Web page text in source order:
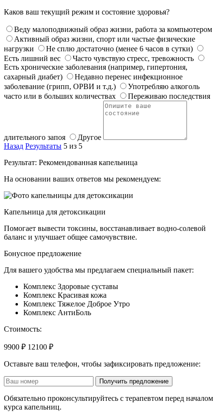
Каков ваш текущий режим и состояние здоровья?
Веду малоподвижный образ жизни, работа за компьютером
Активный образ жизни, спорт или частые физические
нагрузки
Не сплю достаточно (менее 6 часов в сутки)
Есть лишний вес
Часто чувствую стресс, тревожность
Есть хронические заболевания (например, гипертония,
сахарный диабет)
Недавно перенес инфекционное
заболевание (грипп, ОРВИ и т.д.)
Употребляю алкоголь
часто или в больших количествах
Переживаю последствия
длительного запоя
Другое
Назад Результаты 5 из 5
Результат: Рекомендованная капельница
На основании ваших ответов мы рекомендуем:
Капельница для детоксикации
Помогает вывести токсины, восстанавливает водно-солевой
баланс и улучшает общее самочувствие.
Бонусное предложение
Для вашего удобства мы предлагаем специальный пакет:
Комплекс Здоровые суставы
Комплекс Красивая кожа
Комплекс Тяжелое Доброе Утро
Комплекс АнтиБоль
Стоимость:
9900 ₽ 12100 ₽
Оставьте ваш телефон, чтобы зафиксировать предложение:
Получить предложение
Обязательно проконсультируйтесь с терапевтом перед началом
курса капельниц.